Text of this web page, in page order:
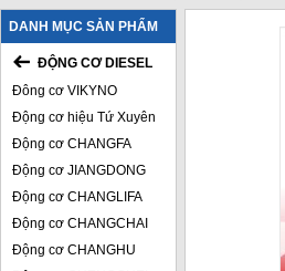
DANH MỤC SẢN PHẨM
ĐỘNG CƠ DIESEL
Đông cơ VIKYNO
Động cơ hiệu Tứ Xuyên
Động cơ CHANGFA
Động cơ JIANGDONG
Động cơ CHANGLIFA
Động cơ CHANGCHAI
Động cơ CHANGHU